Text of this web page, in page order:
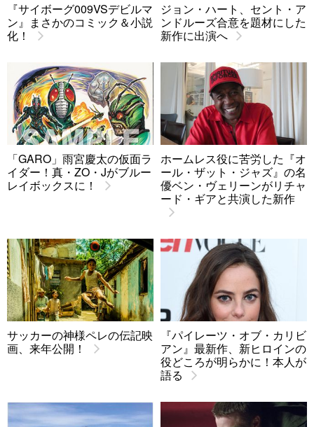
『サイボーグ009VSデビルマ
ン』まさかのコミック＆小説
化！
ジョン・ハート、セント・ア
ンドルーズ合意を題材にした
新作に出演へ
「GARO」雨宮慶太の仮面ラ
イダー！真・ZO・Jがブルー
レイボックスに！
ホームレス役に苦労した『オ
ール・ザット・ジャズ』の名
優ベン・ヴェリーンがリチャ
ード・ギアと共演した新作
サッカーの神様ペレの伝記映
画、来年公開！
『パイレーツ・オブ・カリビ
アン』最新作、新ヒロインの
役どころが明らかに！本人が
語る